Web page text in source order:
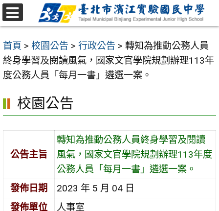
跳
至
要
內
容
首頁 > 校園公告 > 行政公告 > 轉知為推動公務人員
終身學習及閱讀風氣，國家文官學院規劃辦理113年
度公務人員「每月一書」遴選一案。
校園公告
公告主旨
轉知為推動公務人員終身學習及閱讀
風氣，國家文官學院規劃辦理113年度
公務人員「每月一書」遴選一案。
發佈日期
2023 年 5 月 04 日
發佈單位
人事室
選
單